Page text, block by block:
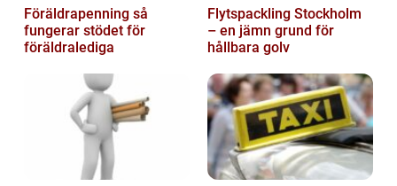
Föräldrapenning så
fungerar stödet för
föräldralediga
Flytspackling Stockholm
– en jämn grund för
hållbara golv